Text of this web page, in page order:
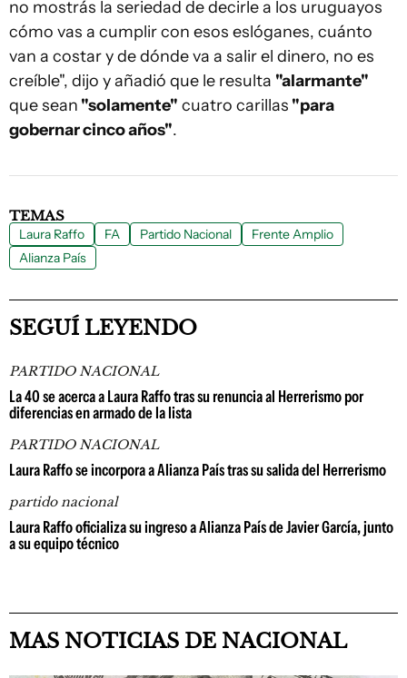
no mostrás la seriedad de decirle a los uruguayos
cómo vas a cumplir con esos eslóganes, cuánto
van a costar y de dónde va a salir el dinero, no es
creíble", dijo y añadió que le resulta "alarmante"
que sean "solamente" cuatro carillas "para
gobernar cinco años".
TEMAS
Laura Raffo FA Partido Nacional
Frente Amplio
Alianza País
SEGUÍ LEYENDO
PARTIDO NACIONAL
La 40 se acerca a Laura Raffo tras su renuncia al Herrerismo por
diferencias en armado de la lista
PARTIDO NACIONAL
Laura Raffo se incorpora a Alianza País tras su salida del Herrerismo
partido nacional
Laura Raffo oficializa su ingreso a Alianza País de Javier García, junto
a su equipo técnico
MAS NOTICIAS DE NACIONAL